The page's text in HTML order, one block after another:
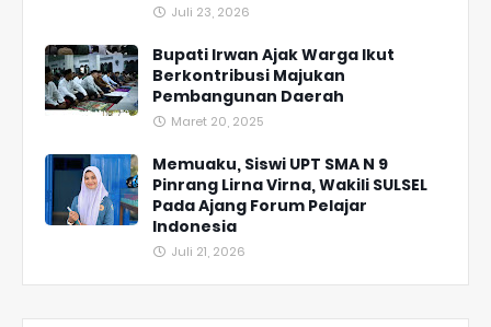
Juli 23, 2026
Bupati Irwan Ajak Warga Ikut
Berkontribusi Majukan
Pembangunan Daerah
Maret 20, 2025
Memuaku, Siswi UPT SMA N 9
Pinrang Lirna Virna, Wakili SULSEL
Pada Ajang Forum Pelajar
Indonesia
Juli 21, 2026